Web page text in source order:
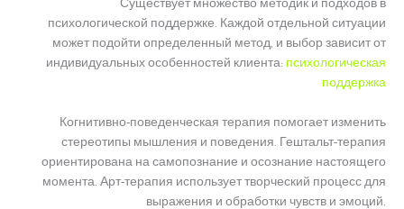
Существует множество методик и подходов в
психологической поддержке. Каждой отдельной ситуации
может подойти определенный метод, и выбор зависит от
индивидуальных особенностей клиента: психологическая
поддержка
Когнитивно-поведенческая терапия помогает изменить
стереотипы мышления и поведения. Гештальт-терапия
ориентирована на самопознание и осознание настоящего
момента. Арт-терапия использует творческий процесс для
выражения и обработки чувств и эмоций.